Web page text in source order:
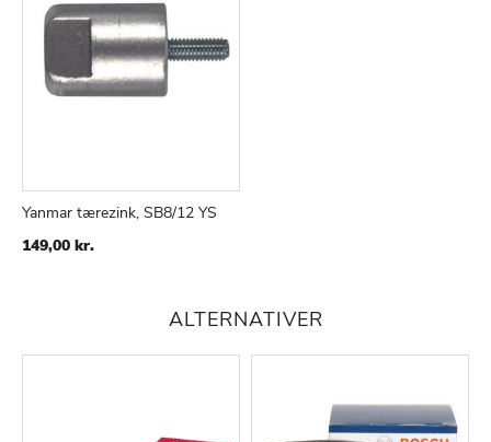
Yanmar tærezink, SB8/12 YS
149,00 kr.
ALTERNATIVER